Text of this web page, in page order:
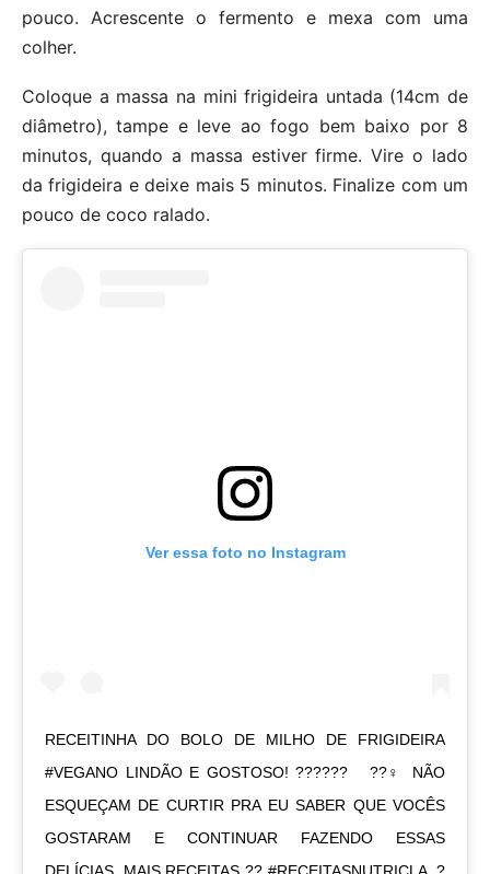
pouco. Acrescente o fermento e mexa com uma
colher.
Coloque a massa na mini frigideira untada (14cm de
diâmetro), tampe e leve ao fogo bem baixo por 8
minutos, quando a massa estiver firme. Vire o lado
da frigideira e deixe mais 5 minutos. Finalize com um
pouco de coco ralado.
Ver essa foto no Instagram
RECEITINHA DO BOLO DE MILHO DE FRIGIDEIRA
#VEGANO LINDÃO E GOSTOSO! ?????? ㅤ ㅤ ??‍♀️ NÃO
ESQUEÇAM DE CURTIR PRA EU SABER QUE VOCÊS
GOSTARAM E CONTINUAR FAZENDO ESSAS